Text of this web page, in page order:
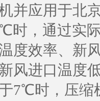
并应用于北
时，通过实
度效率、新
风进口温度
7℃时，压缩